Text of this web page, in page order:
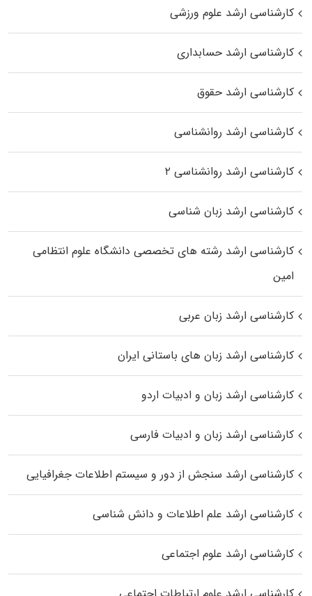
کارشناسی ارشد علوم ورزشی
کارشناسی ارشد حسابداری
کارشناسی ارشد حقوق
کارشناسی ارشد روانشناسی
کارشناسی ارشد روانشناسی ۲
کارشناسی ارشد زبان شناسی
کارشناسی ارشد رﺷﺘﻪ ﻫﺎی تخصصی داﻧﺸﮕﺎه ﻋﻠﻮم انتظامی
اﻣﻴﻦ
کارشناسی ارشد زبان عربی
کارشناسی ارشد زبان‌ های باستانی ایران
کارشناسی ارشد زبان و ادبیات اردو
کارشناسی ارشد زبان و ادبیات فارسی
کارشناسی ارشد سنجش از دور و سیستم اطلاعات جغرافیایی
کارشناسی ارشد علم اطلاعات و دانش شناسی
کارشناسی ارشد علوم اجتماعی